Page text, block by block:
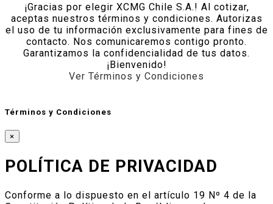
¡Gracias por elegir XCMG Chile S.A.! Al cotizar,
aceptas nuestros términos y condiciones. Autorizas
el uso de tu información exclusivamente para fines de
contacto. Nos comunicaremos contigo pronto.
Garantizamos la confidencialidad de tus datos.
¡Bienvenido!
Ver Términos y Condiciones
Términos y Condiciones
×
POLÍTICA DE PRIVACIDAD
Conforme a lo dispuesto en el artículo 19 Nº 4 de la